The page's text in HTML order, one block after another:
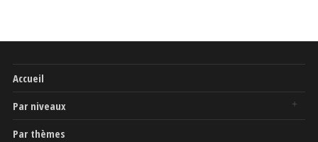
Accueil
Par niveaux
Par thèmes